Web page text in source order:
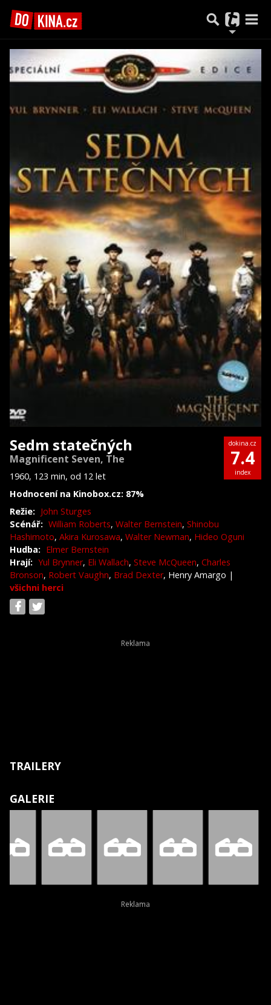
Sedm statečných
Magnificent Seven, The
1960, 123 min, od 12 let
Hodnocení na Kinobox.cz: 87%
dokina.cz
7.4
index
Režie: John Sturges
Scénář: William Roberts, Walter Bernstein, Shinobu
Hashimoto, Akira Kurosawa, Walter Newman, Hideo Oguni
Hudba: Elmer Bernstein
Hrají: Yul Brynner, Eli Wallach, Steve McQueen, Charles
Bronson, Robert Vaughn, Brad Dexter, Henry Amargo |
všichni herci
TRAILERY
GALERIE